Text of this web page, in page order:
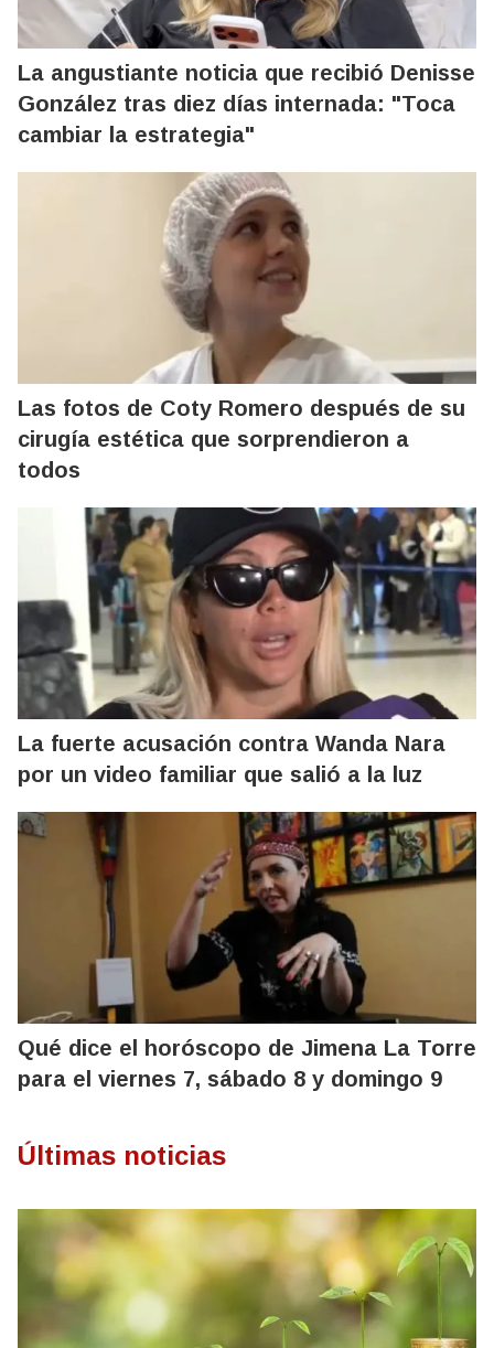
La angustiante noticia que recibió Denisse
González tras diez días internada: "Toca
cambiar la estrategia"
Las fotos de Coty Romero después de su
cirugía estética que sorprendieron a
todos
La fuerte acusación contra Wanda Nara
por un video familiar que salió a la luz
Qué dice el horóscopo de Jimena La Torre
para el viernes 7, sábado 8 y domingo 9
Últimas noticias